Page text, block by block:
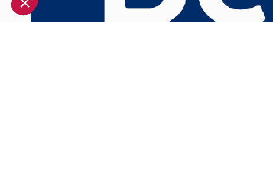
Notre plateforme vous permet d'adapter et de gérer vos